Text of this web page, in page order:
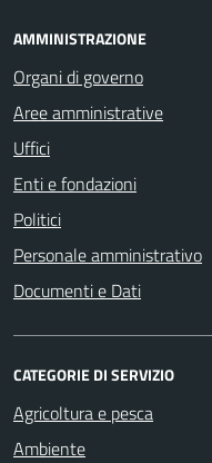
AMMINISTRAZIONE
Organi di governo
Aree amministrative
Uffici
Enti e fondazioni
Politici
Personale amministrativo
Documenti e Dati
CATEGORIE DI SERVIZIO
Agricoltura e pesca
Ambiente